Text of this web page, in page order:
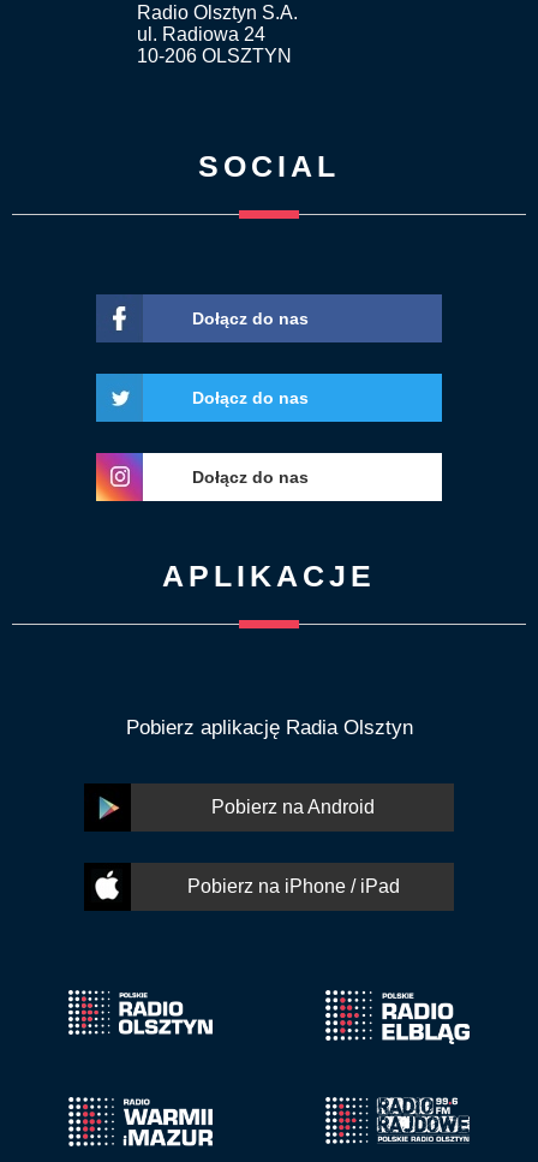
Radio Olsztyn S.A.
ul. Radiowa 24
10-206 OLSZTYN
SOCIAL
Dołącz do nas
Dołącz do nas
Dołącz do nas
APLIKACJE
Pobierz aplikację Radia Olsztyn
Pobierz na Android
Pobierz na iPhone / iPad